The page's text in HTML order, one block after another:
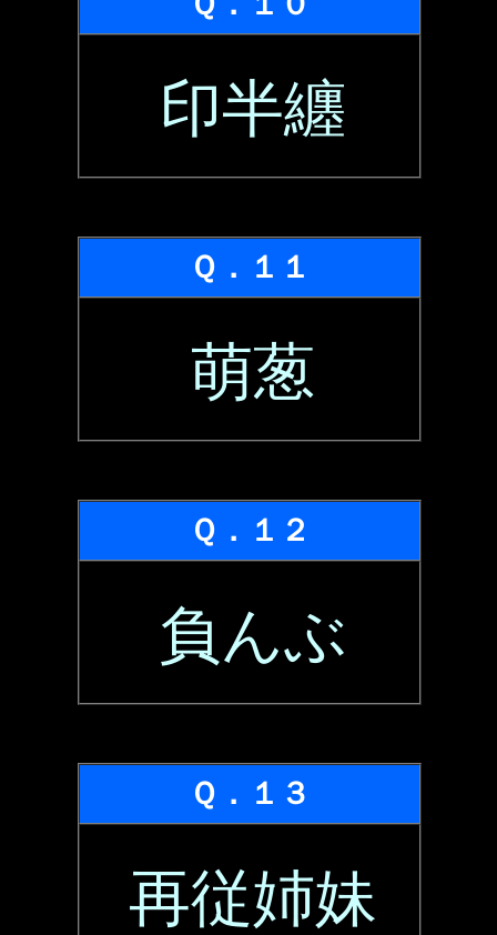
印半纏
Ｑ．１１
萌葱
Ｑ．１２
負んぶ
Ｑ．１３
再従姉妹